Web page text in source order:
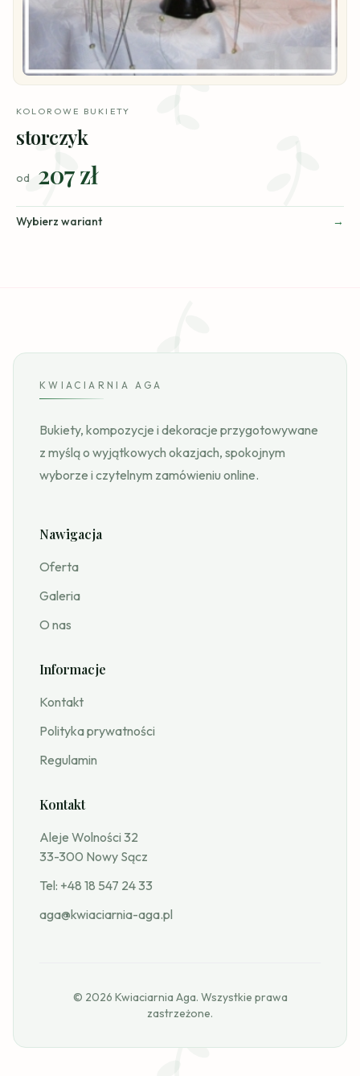
KOLOROWE BUKIETY
storczyk
od 207 zł
Wybierz wariant
KWIACIARNIA AGA
Bukiety, kompozycje i dekoracje przygotowywane
z myślą o wyjątkowych okazjach, spokojnym
wyborze i czytelnym zamówieniu online.
Nawigacja
Oferta
Galeria
O nas
Informacje
Kontakt
Polityka prywatności
Regulamin
Kontakt
Aleje Wolności 32
33-300 Nowy Sącz
Tel: +48 18 547 24 33
aga@kwiaciarnia-aga.pl
© 2026 Kwiaciarnia Aga. Wszystkie prawa
zastrzeżone.